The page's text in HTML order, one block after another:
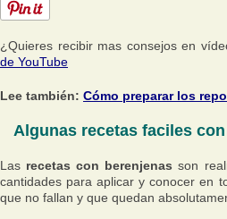
¿Quieres recibir mas consejos en
de YouTube
Lee también: Cómo preparar los
Algunas recetas faciles
Las recetas con berenjenas son
cantidades para aplicar y conocer en
que no fallan y que quedan